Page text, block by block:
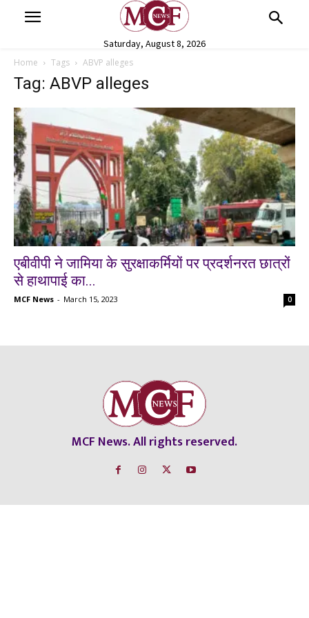
Saturday, August 8, 2026
Home Tags ABVP alleges
Tag: ABVP alleges
एबीवीपी ने जामिया के सुरक्षाकर्मियों पर प्रदर्शनरत छात्रों
से हाथापाई का...
MCF News - March 15, 2023 0
MCF News. All rights reserved.